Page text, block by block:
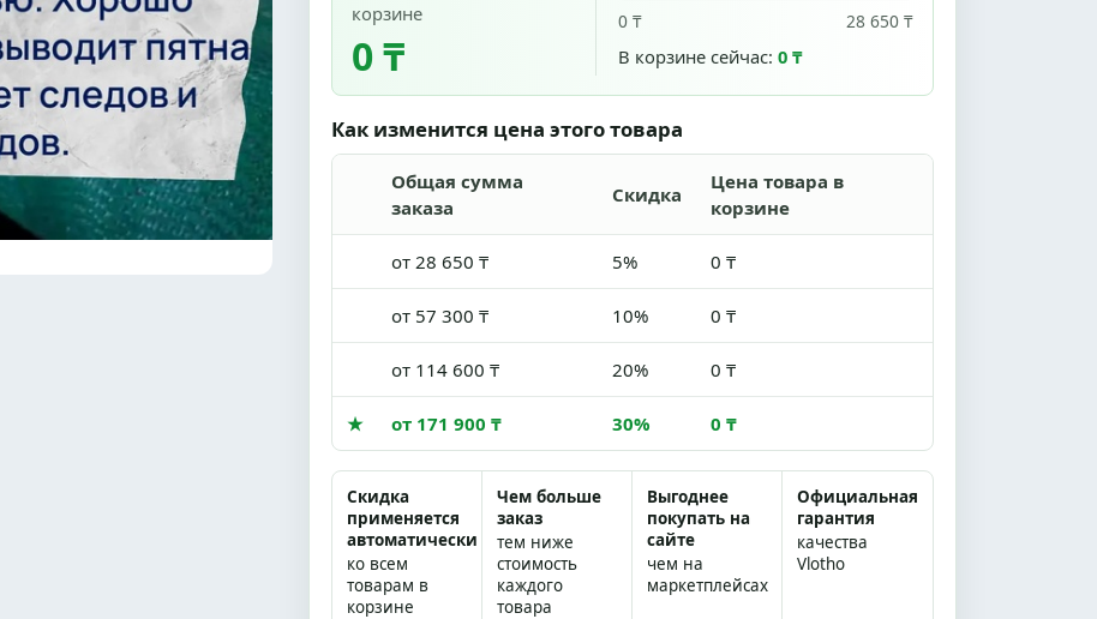
корзине
0 ₸
0 ₸ 28 650 ₸
В корзине сейчас: 0 ₸
Как изменится цена этого товара
Общая сумма
заказа
Скидка
Цена товара в
корзине
от 28 650 ₸ 5% 0 ₸
от 57 300 ₸ 10% 0 ₸
от 114 600 ₸ 20% 0 ₸
★ от 171 900 ₸ 30% 0 ₸
Скидка
применяется
автоматически
ко всем
товарам в
корзине
Чем больше
заказ
тем ниже
стоимость
каждого
товара
Выгоднее
покупать на
сайте
чем на
маркетплейсах
Официальная
гарантия
качества
Vlotho